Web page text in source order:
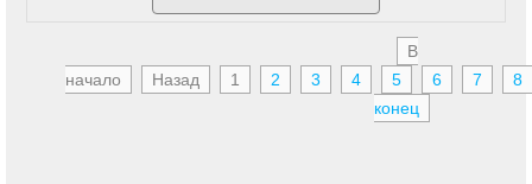
В
начало
Назад 1 2 3 4 5 6 7
8
конец